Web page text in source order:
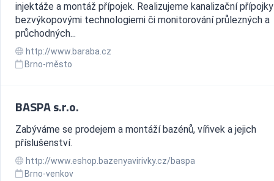
injektáže a montáž přípojek. Realizujeme kanalizační přípojky
bezvýkopovými technologiemi či monitorování průlezných a
průchodných...
http://www.baraba.cz
Brno-město
BASPA s.r.o.
Zabýváme se prodejem a montáží bazénů, vířivek a jejich
příslušenství.
http://www.eshop.bazenyavirivky.cz/baspa
Brno-venkov